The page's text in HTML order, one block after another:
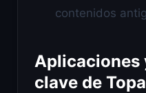
contenidos
Aplicaciones
clave de